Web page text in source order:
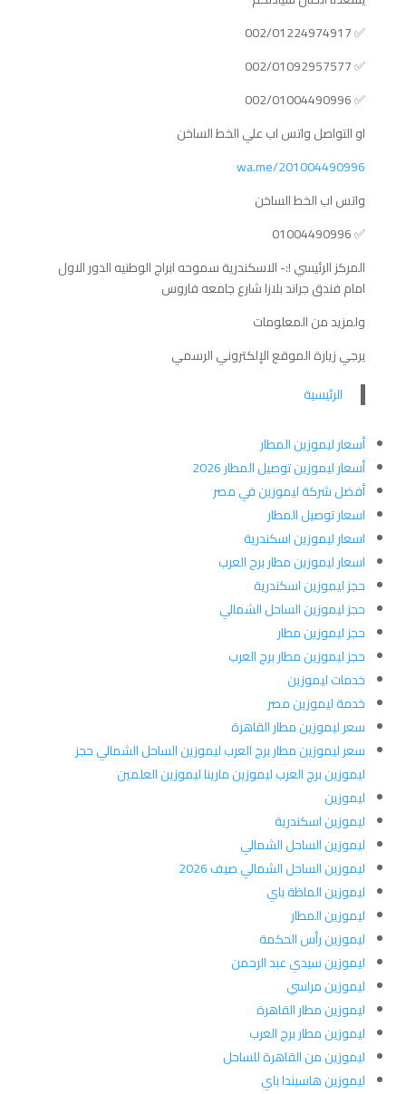
✅️ 002/01224974917
✅️ 002/01092957577
✅️ 002/01004490996
او التواصل واتس اب علي الخط الساخن
wa.me/201004490996
واتس اب الخط الساخن
✅️ 01004490996
المركز الرئيسي !:- الاسكندرية سموحه ابراج الوطنيه الدور الاول
امام فندق جراند بلازا شارع جامعه فاروس
ولمزيد من المعلومات
يرجي زيارة الموقع الإلكتروني الرسمي
الرئيسية
أسعار ليموزين المطار
أسعار ليموزين توصيل المطار 2026
أفضل شركة ليموزين في مصر
اسعار توصيل المطار
اسعار ليموزين اسكندرية
اسعار ليموزين مطار برج العرب
حجز ليموزين اسكندرية
حجز ليموزين الساحل الشمالي
حجز ليموزين مطار
حجز ليموزين مطار برج العرب
خدمات ليموزين
خدمة ليموزين مصر
سعر ليموزين مطار القاهرة
سعر ليموزين مطار برج العرب ليموزين الساحل الشمالي حجز
ليموزين برج العرب ليموزين مارينا ليموزين العلمين
ليموزين
ليموزين اسكندرية
ليموزين الساحل الشمالي
ليموزين الساحل الشمالي صيف 2026
ليموزين الماظة باي
ليموزين المطار
ليموزين رأس الحكمة
ليموزين سيدي عبد الرحمن
ليموزين مراسي
ليموزين مطار القاهرة
ليموزين مطار برج العرب
ليموزين من القاهرة للساحل
ليموزين هاسيندا باي